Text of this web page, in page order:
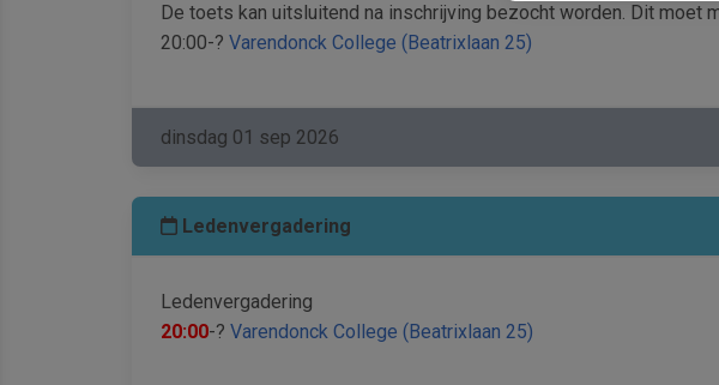
De toets kan uitsluitend na inschrijving bezocht worden. Dit moet
20:00-? Varendonck College (Beatrixlaan 25)
dinsdag 01 sep 2026
Ledenvergadering
Ledenvergadering
20:00-? Varendonck College (Beatrixlaan 25)